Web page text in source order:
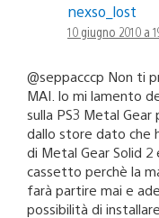
nexso_lost
10 giugno 2010 a
@seppacccp Non ti
MAI. Io mi lamento
sulla PS3 Metal
dallo store dato che
di Metal Gear Solid
cassetto perchè la
farà partire mai e
possibilità di